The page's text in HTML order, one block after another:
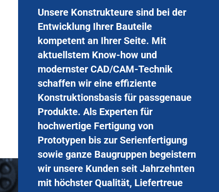
Unsere Konstrukteure sind bei der
Entwicklung Ihrer Bauteile
kompetent an Ihrer Seite. Mit
aktuellstem Know-how und
modernster CAD/CAM-Technik
schaffen wir eine effiziente
Konstruktionsbasis für passgenaue
Produkte. Als Experten für
hochwertige Fertigung von
Prototypen bis zur Serienfertigung
sowie ganze Baugruppen begeistern
wir unsere Kunden seit Jahrzehnten
mit höchster Qualität, Liefertreue